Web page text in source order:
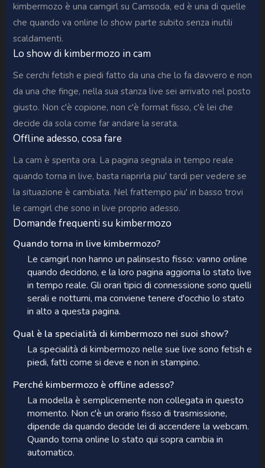
kimbermozo è una camgirl su Camsoda, ed è una di quelle
che quando va online lo show parte subito senza inutili
scaldamenti.
Lo show di kimbermozo in cam
Se cerchi fetish e piedi fatto da una che lo fa davvero e non
da una che finge, nella sua stanza live sei arrivato nel posto
giusto. Non c'è copione, non c'è format fisso, c'è lei che
decide da sola come far andare la serata.
Offline adesso, cosa fare
La cam è spenta ora. La pagina segnala in tempo reale
quando torna in live, basta riaprirla piu' tardi per vedere se
la situazione è cambiata. Nel frattempo piu' in basso trovi
le camgirl che sono in live proprio adesso.
Domande frequenti su kimbermozo
Quando torna in live kimbermozo?
Le camgirl non hanno un palinsesto fisso: vanno online
quando decidono, e la loro pagina aggiorna lo stato live
in tempo reale. Gli orari tipici di connessione sono quelli
serali e notturni, ma conviene tenere d'occhio lo stato
in alto a questa pagina.
Qual è la specialità di kimbermozo nei suoi show?
La specialità di kimbermozo nelle sue live sono fetish e
piedi, fatti come si deve e non in stampino.
Perché kimbermozo è offline adesso?
La modella è semplicemente non collegata in questo
momento. Non c'è un orario fisso di trasmissione,
dipende da quando decide lei di accendere la webcam.
Quando torna online lo stato qui sopra cambia in
automatico.